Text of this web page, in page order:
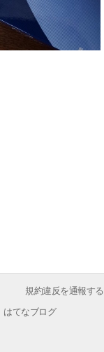
規約違反を通報する
はてなブログ